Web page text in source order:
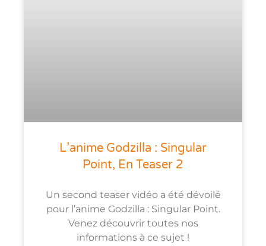
L’anime Godzilla : Singular
Point, En Teaser 2
Un second teaser vidéo a été dévoilé
pour l’anime Godzilla : Singular Point.
Venez découvrir toutes nos
informations à ce sujet !